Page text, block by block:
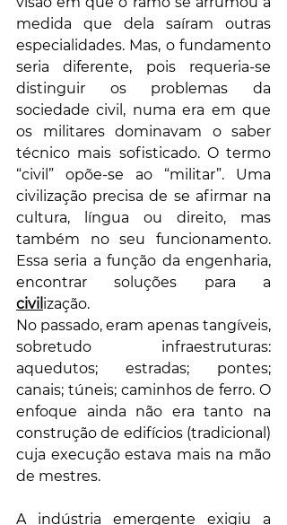
medida que dela saíram outras
especialidades. Mas, o fundamento
seria diferente, pois requeria-se
distinguir os problemas da
sociedade civil, numa era em que
os militares dominavam o saber
técnico mais sofisticado. O termo
“civil” opõe-se ao “militar”. Uma
civilização precisa de se afirmar na
cultura, língua ou direito, mas
também no seu funcionamento.
Essa seria a função da engenharia,
civil ização.
No passado, eram apenas tangíveis,
sobretudo infraestruturas:
aquedutos; estradas; pontes;
canais; túneis; caminhos de ferro. O
enfoque ainda não era tanto na
construção de edifícios (tradicional)
cuja execução estava mais na mão
de mestres.
A indústria emergente exigiu a